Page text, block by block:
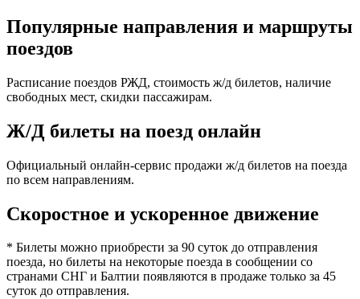
Популярные направления и маршруты
поездов
Расписание поездов РЖД, стоимость ж/д билетов, наличие
свободных мест, скидки пассажирам.
Ж/Д билеты на поезд онлайн
Официальный онлайн-сервис продажи ж/д билетов на поезда
по всем направлениям.
Скоростное и ускоренное движение
* Билеты можно приобрести за 90 суток до отправления
поезда, но билеты на некоторые поезда в сообщении со
странами СНГ и Балтии появляются в продаже только за 45
суток до отправления.